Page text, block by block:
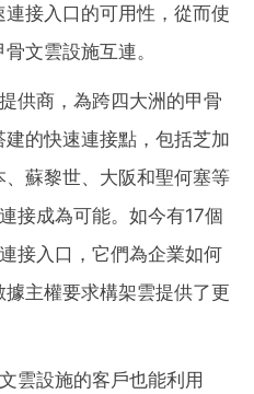
接入口的可用性，從而使
文雲設施互連。
供商，為跨四大洲的甲骨
的快速連接點，包括芝加
蘇黎世、大阪和聖何塞等
接成為可能。如今有17個
接入口，它們為企業如何
主權要求構架雲提供了更
雲設施的客戶也能利用